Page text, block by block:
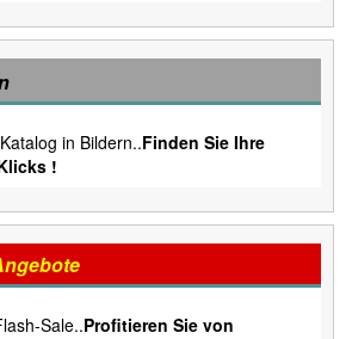
in Bildern..Finden Sie Ihre
!
Sale..Profitieren Sie von